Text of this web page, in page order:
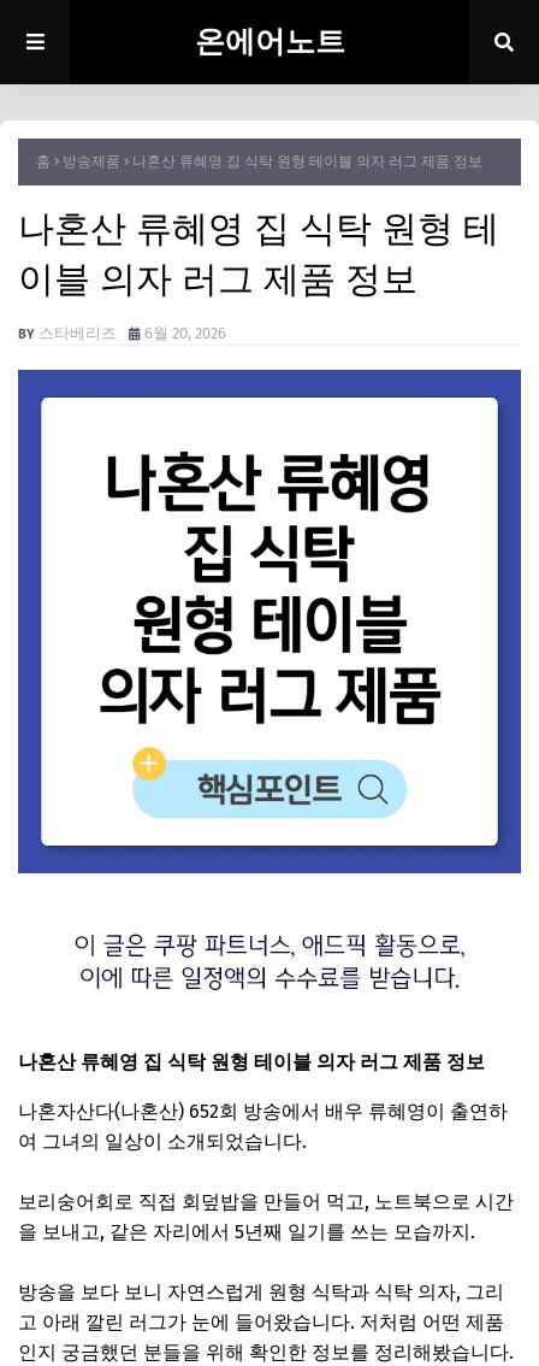
온에어노트
홈 방송제품 나혼산 류혜영 집 식탁 원형 테이블 의자 러그 제품 정보
나혼산 류혜영 집 식탁 원형 테
이블 의자 러그 제품 정보
스타베리즈 6월 20, 2026
나혼산 류혜영 집 식탁 원형 테이블 의자 러그 제품 정보
나혼자산다(나혼산) 652회 방송에서 배우 류혜영이 출연하
여 그녀의 일상이 소개되었습니다.
보리숭어회로 직접 회덮밥을 만들어 먹고, 노트북으로 시간
을 보내고, 같은 자리에서 5년째 일기를 쓰는 모습까지.
방송을 보다 보니 자연스럽게 원형 식탁과 식탁 의자, 그리
고 아래 깔린 러그가 눈에 들어왔습니다. 저처럼 어떤 제품
인지 궁금했던 분들을 위해 확인한 정보를 정리해봤습니다.